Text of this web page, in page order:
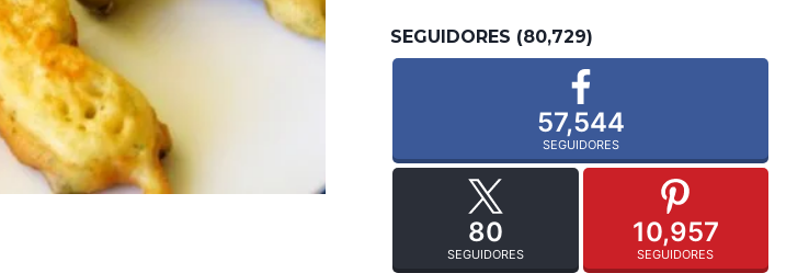
SEGUIDORES (80,729)
57,544
SEGUIDORES
80
SEGUIDORES
10,957
SEGUIDORES